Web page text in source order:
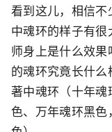
看到这儿，相信不
中魂环的样子有
师身上是什么效
的魂环究竟长什
著中魂环（十年魂
色、万年魂环黑